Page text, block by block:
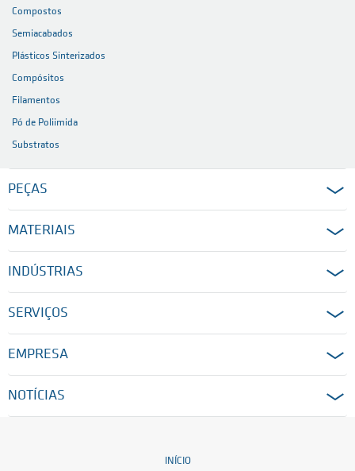
Compostos
Semiacabados
Plásticos Sinterizados
Compósitos
Filamentos
Pó de Poliimida
Substratos
PEÇAS
MATERIAIS
INDÚSTRIAS
SERVIÇOS
EMPRESA
NOTÍCIAS
INÍCIO